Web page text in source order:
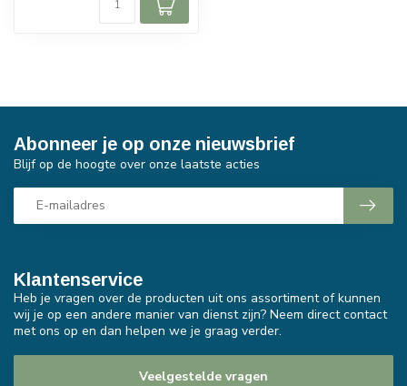
Klantenservice
Heb je vragen over de producten uit ons assortiment of kunnen
wij je op een andere manier van dienst zijn? Neem direct contact
met ons op en dan helpen we je graag verder.
Veelgestelde vragen
Abonneer je op onze nieuwsbrief
Blijf op de hoogte over onze laatste acties